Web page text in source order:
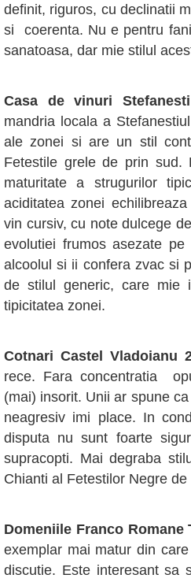
definit, riguros, cu declinatii
si coerenta. Nu e pentru
sanatoasa, dar mie stilul
Casa de vinuri
mandria locala a
ale zonei si are un stil
Fetestile grele de prin sud.
maturitate a strugurilor
aciditatea zonei
vin cursiv, cu note dulcege
evolutiei frumos asezate
alcoolul si ii confera zvac si
de stilul generic, care mie
tipicitatea zonei.
Cotnari Castel Vladoianu
rece. Fara concentratia
(mai) insorit. Unii ar spune
neagresiv imi place. In
disputa nu sunt foarte
supracopti. Mai degraba
Chianti al Fetestilor Negre de
Domeniile Franco Romane
exemplar mai matur din
discutie. Este interesant sa